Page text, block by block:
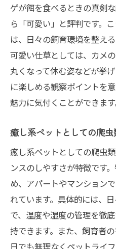
ゲが餌を食べるときの真剣
ら「可愛い」と評判です。
は、日々の飼育環境を整え
可愛い仕草としては、カメ
丸くなって休む姿などが挙
に楽しめる観察ポイントを
魅力に気付くことができます
癒し系ペットとしての爬虫
癒し系ペットとしての爬虫
ンスのしやすさが特徴です
め、アパートやマンション
れています。具体的には、
で、温度や湿度の管理を徹
持できます。また、飼育者